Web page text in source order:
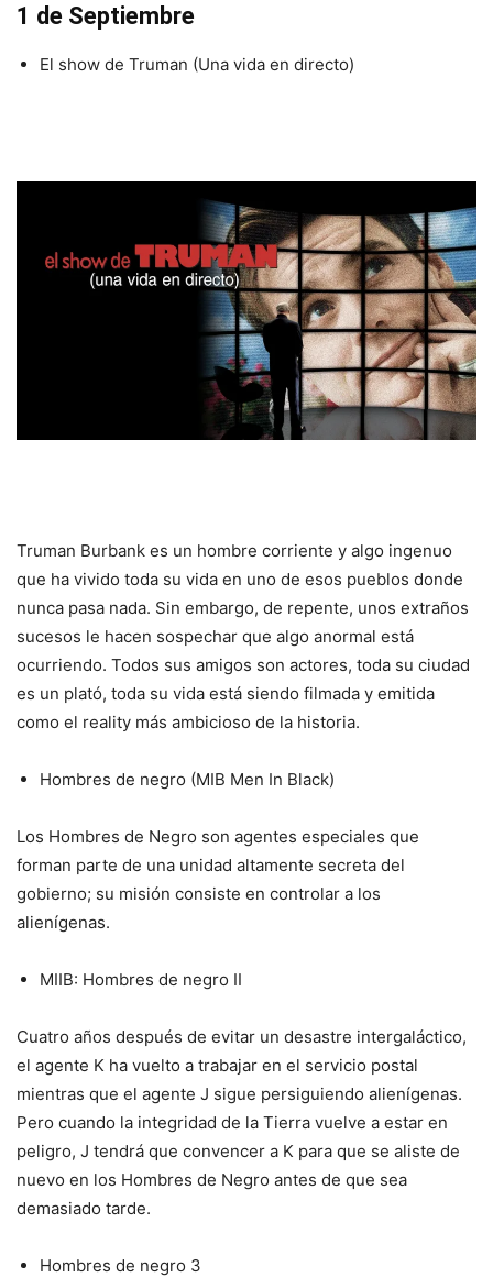
1 de Septiembre
El show de Truman (Una vida en directo)
Truman Burbank es un hombre corriente y algo ingenuo
que ha vivido toda su vida en uno de esos pueblos donde
nunca pasa nada. Sin embargo, de repente, unos extraños
sucesos le hacen sospechar que algo anormal está
ocurriendo. Todos sus amigos son actores, toda su ciudad
es un plató, toda su vida está siendo filmada y emitida
como el reality más ambicioso de la historia.
Hombres de negro (MIB Men In Black)
Los Hombres de Negro son agentes especiales que
forman parte de una unidad altamente secreta del
gobierno; su misión consiste en controlar a los
alienígenas.
MIIB: Hombres de negro II
Cuatro años después de evitar un desastre intergaláctico,
el agente K ha vuelto a trabajar en el servicio postal
mientras que el agente J sigue persiguiendo alienígenas.
Pero cuando la integridad de la Tierra vuelve a estar en
peligro, J tendrá que convencer a K para que se aliste de
nuevo en los Hombres de Negro antes de que sea
demasiado tarde.
Hombres de negro 3